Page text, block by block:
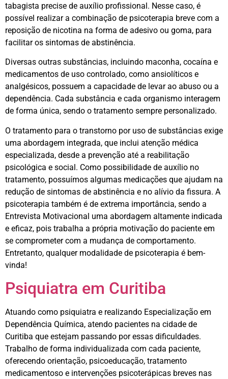
tabagista precise de auxílio profissional. Nesse caso, é
possível realizar a combinação de psicoterapia breve com a
reposição de nicotina na forma de adesivo ou goma, para
facilitar os sintomas de abstinência.
Diversas outras substâncias, incluindo maconha, cocaína e
medicamentos de uso controlado, como ansiolíticos e
analgésicos, possuem a capacidade de levar ao abuso ou a
dependência. Cada substância e cada organismo interagem
de forma única, sendo o tratamento sempre personalizado.
O tratamento para o transtorno por uso de substâncias exige
uma abordagem integrada, que inclui atenção médica
especializada, desde a prevenção até a reabilitação
psicológica e social. Como possibilidade de auxílio no
tratamento, possuímos algumas medicações que ajudam na
redução de sintomas de abstinência e no alívio da fissura. A
psicoterapia também é de extrema importância, sendo a
Entrevista Motivacional uma abordagem altamente indicada
e eficaz, pois trabalha a própria motivação do paciente em
se comprometer com a mudança de comportamento.
Entretanto, qualquer modalidade de psicoterapia é bem-
vinda!
Psiquiatra em Curitiba
Atuando como psiquiatra e realizando Especialização em
Dependência Química, atendo pacientes na cidade de
Curitiba que estejam passando por essas dificuldades.
Trabalho de forma individualizada com cada paciente,
oferecendo orientação, psicoeducação, tratamento
medicamentoso e intervenções psicoterápicas breves nas